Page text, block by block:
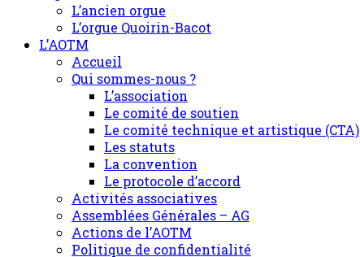
L’ancien orgue
L’orgue Quoirin-Bacot
L’AOTM
Accueil
Qui sommes-nous ?
L’association
Le comité de soutien
Le comité technique et artistique (CTA)
Les statuts
La convention
Le protocole d’accord
Activités associatives
Assemblées Générales – AG
Actions de l’AOTM
Politique de confidentialité